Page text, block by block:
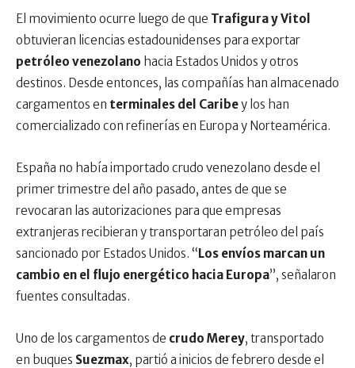
El movimiento ocurre luego de que Trafigura y Vitol
obtuvieran licencias estadounidenses para exportar
petróleo venezolano hacia Estados Unidos y otros
destinos. Desde entonces, las compañías han almacenado
cargamentos en terminales del Caribey los han
comercializado con refinerías en Europa y Norteamérica.
España no había importado crudo venezolano desde el
primer trimestre del año pasado, antes de que se
revocaran las autorizaciones para que empresas
extranjeras recibieran y transportaran petróleo del país
sancionado por Estados Unidos. “Los envíos marcan un
cambio en el flujo energético hacia Europa”, señalaron
fuentes consultadas.
Uno de los cargamentos de crudo Merey, transportado
en buques Suezmax, partió a inicios de febrero desde el